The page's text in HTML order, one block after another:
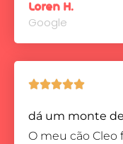
Loren H.
Google

dá um monte
O meu cão